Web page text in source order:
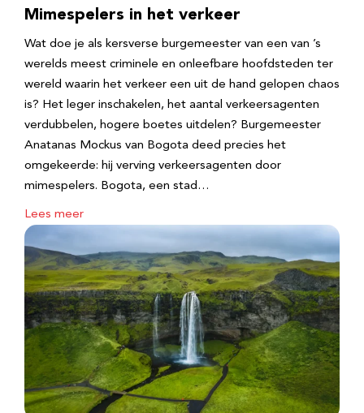
Mimespelers in het verkeer
Wat doe je als kersverse burgemeester van een van ’s
werelds meest criminele en onleefbare hoofdsteden ter
wereld waarin het verkeer een uit de hand gelopen chaos
is? Het leger inschakelen, het aantal verkeersagenten
verdubbelen, hogere boetes uitdelen? Burgemeester
Anatanas Mockus van Bogota deed precies het
omgekeerde: hij verving verkeersagenten door
mimespelers. Bogota, een stad…
Lees meer